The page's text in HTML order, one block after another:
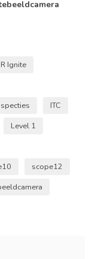
Ignite
ITC
Level 1
scope12